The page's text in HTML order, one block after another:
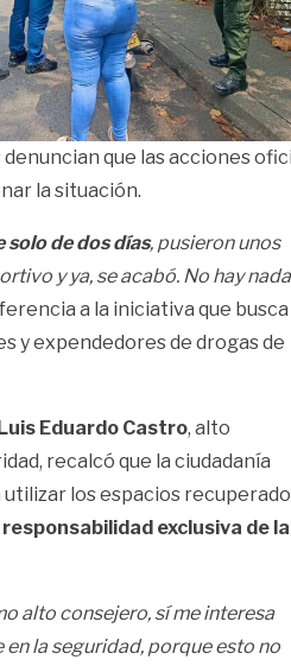
que las acciones
la situación.
solo de dos días, pusieron unos
y ya, se acabó. No hay nada
a la iniciativa que busca
y expendedores de drogas de
Eduardo Castro, alto
recalcó que la ciudadanía
los espacios
responsabilidad exclusiva de la
alto consejero, sí me interesa
la seguridad, porque esto no